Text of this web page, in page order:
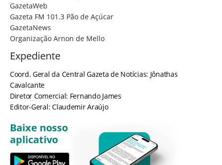
GazetaWeb
Gazeta FM 101.3 Pão de Açúcar
GazetaNews
Organização Arnon de Mello
Expediente
Coord. Geral da Central Gazeta de Notícias: Jônathas
Cavalcante
Diretor Comercial: Fernando James
Editor-Geral: Claudemir Araújo
Baixe nosso
aplicativo